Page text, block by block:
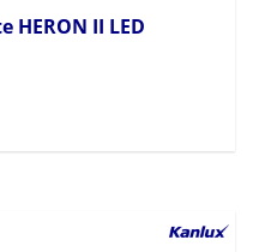
HERON II LED